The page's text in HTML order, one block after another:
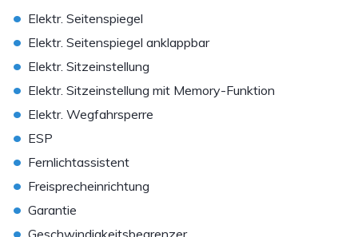
• Elektr. Seitenspiegel
• Elektr. Seitenspiegel anklappbar
• Elektr. Sitzeinstellung
• Elektr. Sitzeinstellung mit Memory-Funktion
• Elektr. Wegfahrsperre
• ESP
• Fernlichtassistent
• Freisprecheinrichtung
• Garantie
• Geschwindigkeitsbegrenzer